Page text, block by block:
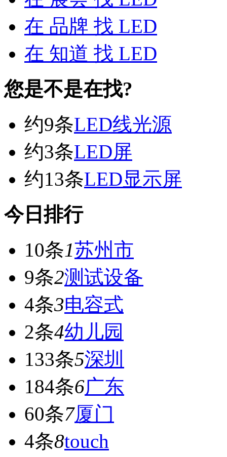
在 品牌 找 LED
在 知道 找 LED
您是不是在找?
约9条LED线光源
约3条LED屏
约13条LED显示屏
今日排行
10条1苏州市
9条2测试设备
4条3电容式
2条4幼儿园
133条5深圳
184条6广东
60条7厦门
4条8touch